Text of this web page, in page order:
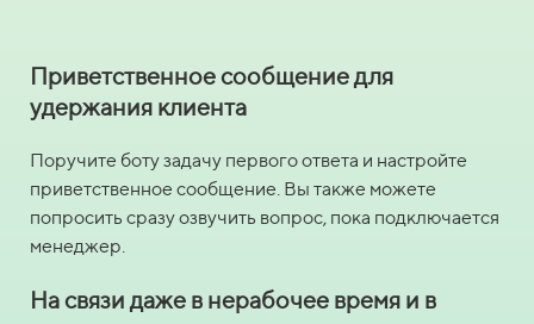
Приветственное сообщение для
удержания клиента
Поручите боту задачу первого ответа и настройте
приветственное сообщение. Вы также можете
попросить сразу озвучить вопрос, пока подключается
менеджер.
На связи даже в нерабочее время и в